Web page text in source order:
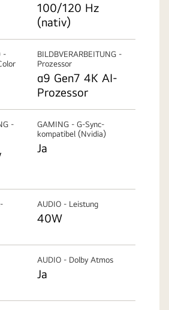
100/120 Hz
(nativ)
-
BILDBVERARBEITUNG -
Prozessor
α9 Gen7 4K AI-
Prozessor
-
GAMING - G-Sync-
kompatibel (Nvidia)
Ja
AUDIO - Leistung
40W
AUDIO - Dolby Atmos
Ja